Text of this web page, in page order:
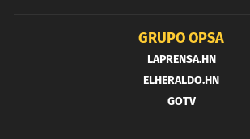
GRUPO OPSA
LAPRENSA.HN
ELHERALDO.HN
GOTV